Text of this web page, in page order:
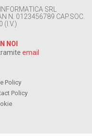
SRL
N. 0123456789 CAP.SOC.
(I.V.)
NOI
email
Policy
Policy